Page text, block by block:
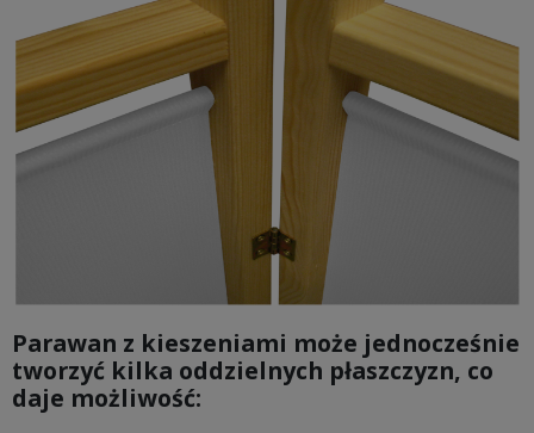
Parawan z kieszeniami może jednocześnie
tworzyć kilka oddzielnych płaszczyzn, co
daje możliwość: